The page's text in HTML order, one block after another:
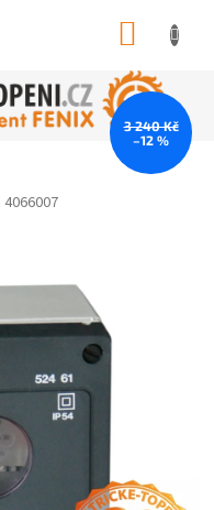
4066007
3 240 Kč
–12 %